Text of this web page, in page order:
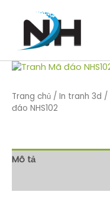
Trang chủ / In tranh 3d /
đáo NHS102
Mô tả